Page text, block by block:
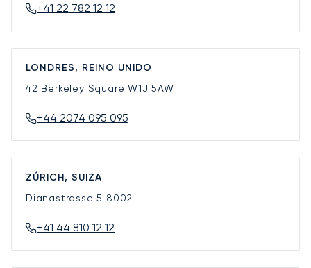
+41 22 782 12 12
LONDRES, REINO UNIDO
42 Berkeley SquareW1J 5AW
+44 2074 095 095
ZÚRICH, SUIZA
Dianastrasse 5 8002
+41 44 810 12 12